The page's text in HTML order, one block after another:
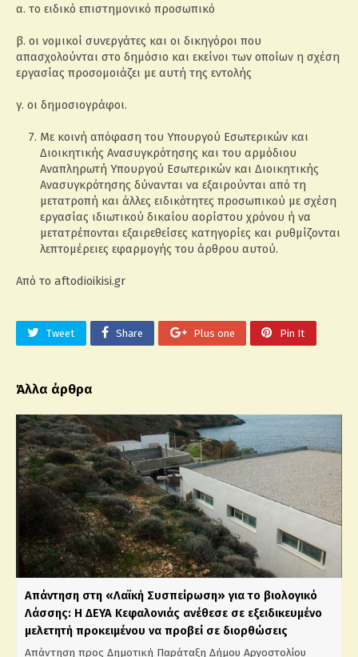
α. το ειδικό επιστημονικό προσωπικό
β. οι νομικοί συνεργάτες και οι δικηγόροι που
απασχολούνται στο δημόσιο και εκείνοι των οποίων η σχέση
εργασίας προσομοιάζει με αυτή της εντολής
γ. οι δημοσιογράφοι.
Με κοινή απόφαση του Υπουργού Εσωτερικών και
Διοικητικής Ανασυγκρότησης και του αρμόδιου
Αναπληρωτή Υπουργού Εσωτερικών και Διοικητικής
Ανασυγκρότησης δύνανται να εξαιρούνται από τη
μετατροπή και άλλες ειδικότητες προσωπικού με σχέση
εργασίας ιδιωτικού δικαίου αορίστου χρόνου ή να
μετατρέπονται εξαιρεθείσες κατηγορίες και ρυθμίζονται
λεπτομέρειες εφαρμογής του άρθρου αυτού.
Από το aftodioikisi.gr
Tweet Share Plus one Pin It
Άλλα άρθρα
Απάντηση στη «Λαϊκή Συσπείρωση» για το βιολογικό
Λάσσης: Η ΔΕΥΑ Κεφαλονιάς ανέθεσε σε εξειδικευμένο
μελετητή προκειμένου να προβεί σε διορθώσεις
Απάντηση προς Δημοτική Παράταξη Δήμου Αργοστολίου